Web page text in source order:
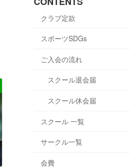
クラブ定款
スポーツSDGs
ご入会の流れ
スクール退会届
スクール休会届
スクール 一覧
サークル一覧
会費